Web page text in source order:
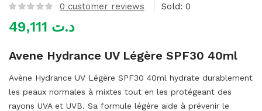
0 customer reviews Sold: 0
د.ت
Avene Hydrance UV Légère SPF30 40ml
Avène Hydrance UV Légère SPF30 40ml hydrate durablement
les peaux normales à mixtes tout en les protégeant des
rayons UVA et UVB. Sa formule légère aide à prévenir le